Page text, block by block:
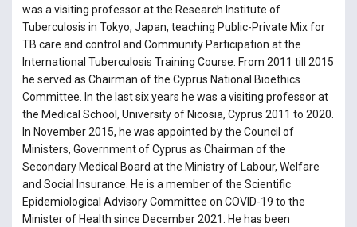
was a visiting professor at the Research Institute of
Tuberculosis in Tokyo, Japan, teaching Public-Private Mix for
TB care and control and Community Participation at the
International Tuberculosis Training Course. From 2011 till 2015
he served as Chairman of the Cyprus National Bioethics
Committee. In the last six years he was a visiting professor at
the Medical School, University of Nicosia, Cyprus 2011 to 2020.
In November 2015, he was appointed by the Council of
Ministers, Government of Cyprus as Chairman of the
Secondary Medical Board at the Ministry of Labour, Welfare
and Social Insurance. He is a member of the Scientific
Epidemiological Advisory Committee on COVID-19 to the
Minister of Health since December 2021. He has been